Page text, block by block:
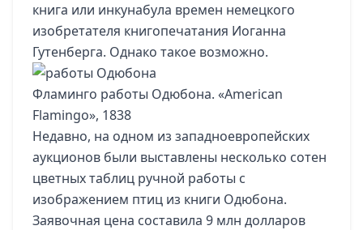
книга или инкунабула времен немецкого
изобретателя книгопечатания Иоганна
Гутенберга. Однако такое возможно.
Фламинго работы Одюбона. «American
Flamingo», 1838
Недавно, на одном из западноевропейских
аукционов были выставлены несколько сотен
цветных таблиц ручной работы с
изображением птиц из книги Одюбона.
Заявочная цена составила 9 млн долларов